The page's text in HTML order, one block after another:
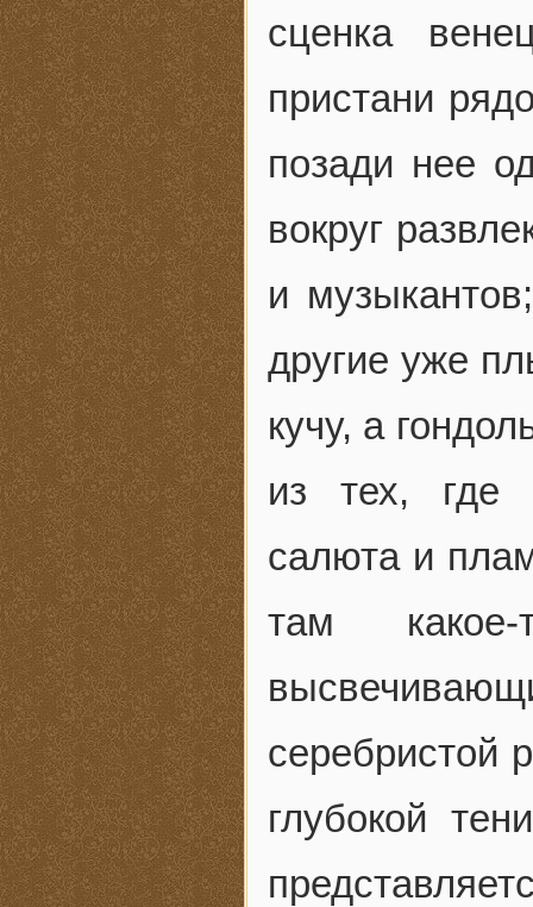
сценка
пристани
позади нее
вокруг
и
другие уже
кучу, а
из тех, где
салюта и
там какое-
серебристой
глубокой